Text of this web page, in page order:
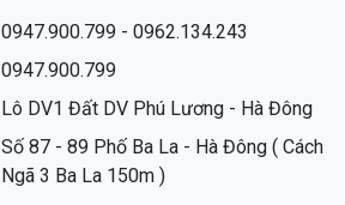
0947.900.799 - 0962.134.243
0947.900.799
Lô DV1 Đất DV Phú Lương - Hà Đông
Số 87 - 89 Phố Ba La - Hà Đông ( Cách
Ngã 3 Ba La 150m )